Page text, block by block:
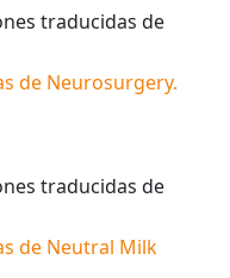
traducidas de
de Neurosurgery.
traducidas de
de Neutral Milk